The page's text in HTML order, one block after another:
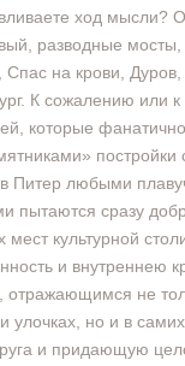
ход мысли?
разводные мосты,
на крови, Дуров,
К сожалению или к
которые
постройки
Питер любыми
пытаются сразу
мест культурной
и внутреннею
отражающимся не
улочках, но и в
и придающую